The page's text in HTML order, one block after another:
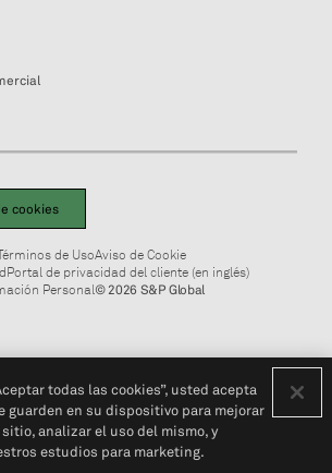
cookies
de UsoAviso de Cookie
Portal de privacidad del cliente (en inglés)
Personal© 2026 S&P Global
todas las cookies”, usted acepta
guarden en su dispositivo para mejorar
analizar el uso del mismo, y
estudios para marketing.